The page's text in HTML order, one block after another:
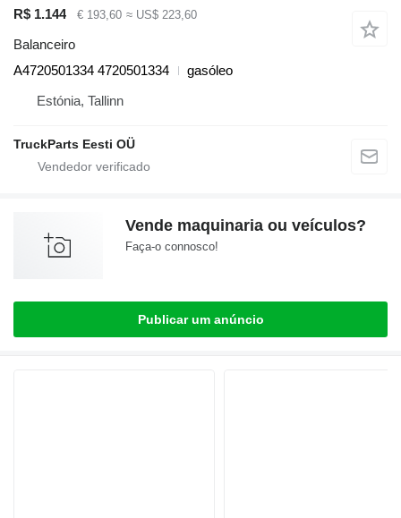
R$ 1.144 € 193,60 ≈ US$ 223,60
Balanceiro
A4720501334 4720501334
gasóleo
Estónia, Tallinn
TruckParts Eesti OÜ
Vende maquinaria ou veículos?
Faça-o connosco!
Publicar um anúncio